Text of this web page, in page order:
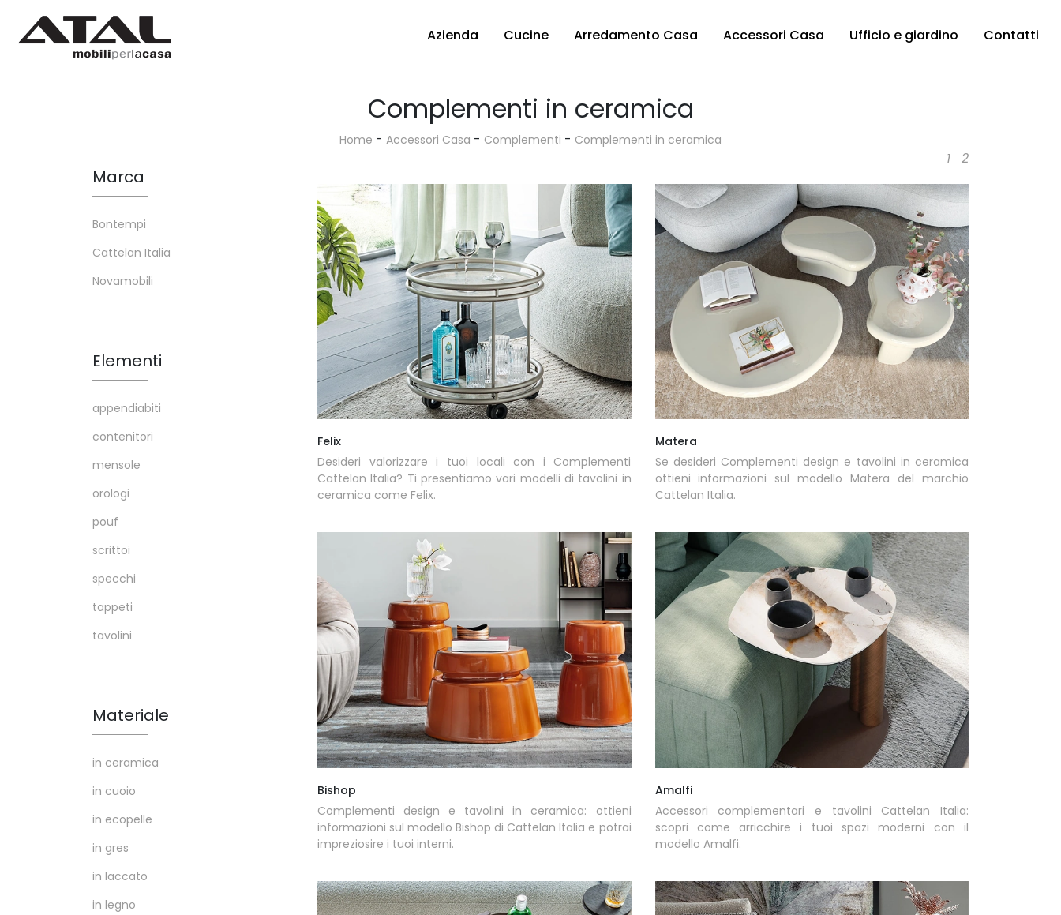
Azienda Cucine Arredamento Casa Accessori Casa Ufficio e giardino Contatti
Complementi in ceramica
Home - Accessori Casa - Complementi - Complementi in ceramica
1 2
Felix
Desideri valorizzare i tuoi locali con i Complementi
Cattelan Italia? Ti presentiamo vari modelli di tavolini in
ceramica come Felix.
Matera
Se desideri Complementi design e tavolini in ceramica
ottieni informazioni sul modello Matera del marchio
Cattelan Italia.
Bishop
Complementi design e tavolini in ceramica: ottieni
informazioni sul modello Bishop di Cattelan Italia e potrai
impreziosire i tuoi interni.
Amalfi
Accessori complementari e tavolini Cattelan Italia:
scopri come arricchire i tuoi spazi moderni con il
modello Amalfi.
Marca
Bontempi
Cattelan Italia
Novamobili
Elementi
appendiabiti
contenitori
mensole
orologi
pouf
scrittoi
specchi
tappeti
tavolini
Materiale
in ceramica
in cuoio
in ecopelle
in gres
in laccato
in legno